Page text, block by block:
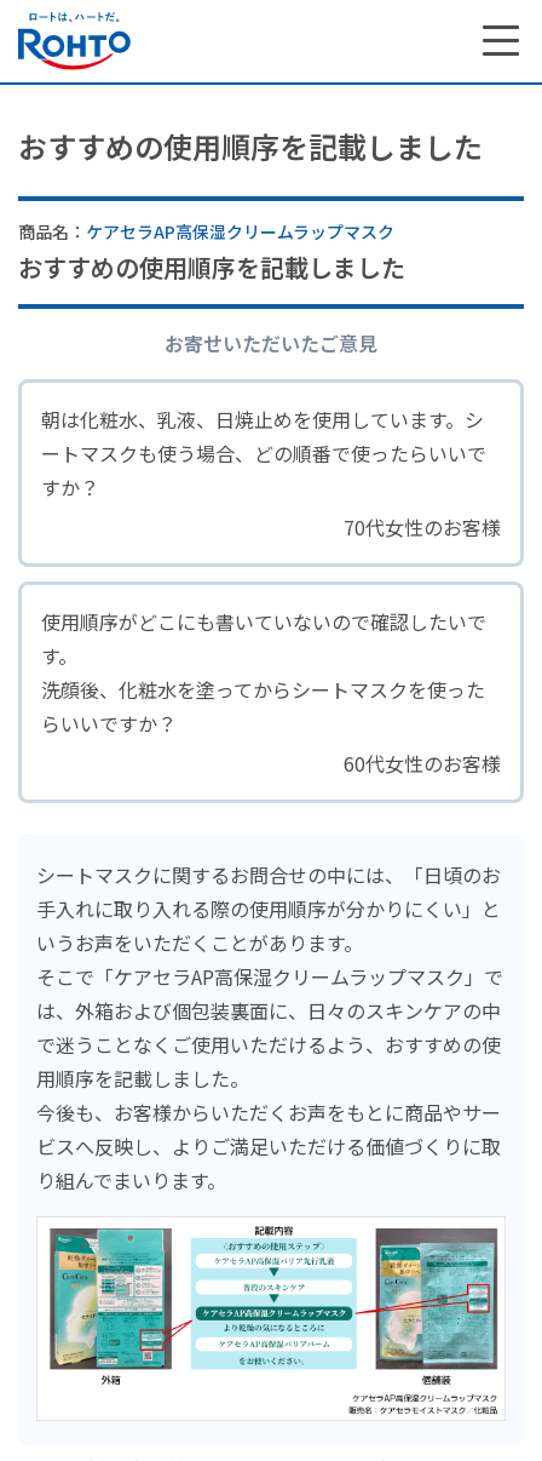
サステナビリティマネジメント
人財・労働環境の取り組み
持続可能な地球環境にむけて
品質および安全性保証
ガバナンス
Well-being（心身の健康）の実現
サステナビリティライブラリー
おすすめの使用順序を記載しました
商品名： ケアセラAP高保湿クリームラップマスク
おすすめの使用順序を記載しました
お寄せいただいたご意見
朝は化粧水、乳液、日焼止めを使用しています。シ
ートマスクも使う場合、どの順番で使ったらいいで
すか？
70代女性のお客様
使用順序がどこにも書いていないので確認したいで
す。
洗顔後、化粧水を塗ってからシートマスクを使った
らいいですか？
60代女性のお客様
シートマスクに関するお問合せの中には、「日頃のお
手入れに取り入れる際の使用順序が分かりにくい」と
いうお声をいただくことがあります。
そこで「ケアセラAP高保湿クリームラップマスク」で
は、外箱および個包装裏面に、日々のスキンケアの中
で迷うことなくご使用いただけるよう、おすすめの使
用順序を記載しました。
今後も、お客様からいただくお声をもとに商品やサー
ビスへ反映し、よりご満足いただける価値づくりに取
り組んでまいります。